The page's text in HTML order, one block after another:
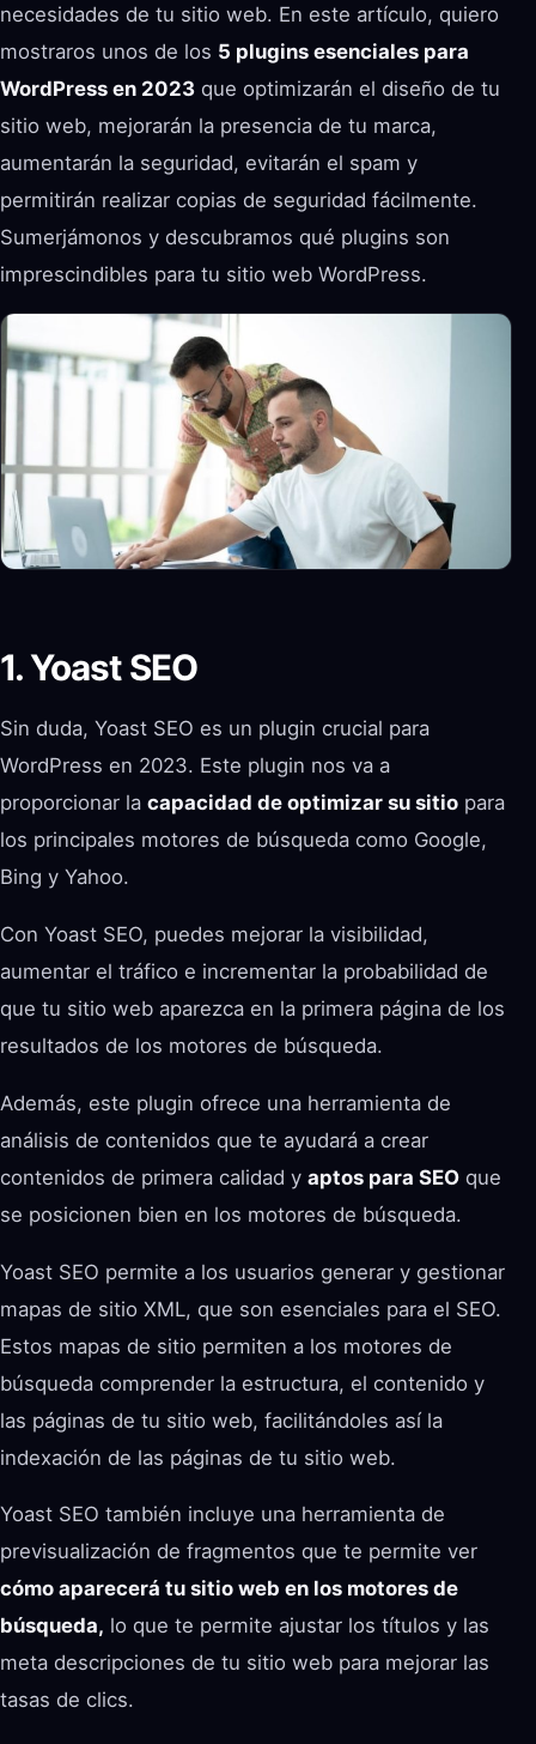
necesidades de tu sitio web. En este artículo, quiero
mostraros unos de los 5 plugins esenciales para
WordPress en 2023 que optimizarán el diseño de tu
sitio web, mejorarán la presencia de tu marca,
aumentarán la seguridad, evitarán el spam y
permitirán realizar copias de seguridad fácilmente.
Sumerjámonos y descubramos qué plugins son
imprescindibles para tu sitio web WordPress.
1. Yoast SEO
Sin duda, Yoast SEO es un plugin crucial para
WordPress en 2023. Este plugin nos va a
proporcionar la capacidad de optimizar su sitio para
los principales motores de búsqueda como Google,
Bing y Yahoo.
Con Yoast SEO, puedes mejorar la visibilidad,
aumentar el tráfico e incrementar la probabilidad de
que tu sitio web aparezca en la primera página de los
resultados de los motores de búsqueda.
Además, este plugin ofrece una herramienta de
análisis de contenidos que te ayudará a crear
contenidos de primera calidad y aptos para SEO que
se posicionen bien en los motores de búsqueda.
Yoast SEO permite a los usuarios generar y gestionar
mapas de sitio XML, que son esenciales para el SEO.
Estos mapas de sitio permiten a los motores de
búsqueda comprender la estructura, el contenido y
las páginas de tu sitio web, facilitándoles así la
indexación de las páginas de tu sitio web.
Yoast SEO también incluye una herramienta de
previsualización de fragmentos que te permite ver
cómo aparecerá tu sitio web en los motores de
búsqueda, lo que te permite ajustar los títulos y las
meta descripciones de tu sitio web para mejorar las
tasas de clics.